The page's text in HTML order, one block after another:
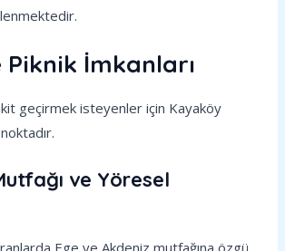
Piknik İmkanları
geçirmek isteyenler için Kayaköy
ve Yöresel